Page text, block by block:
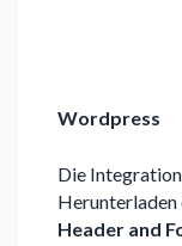
Wordpress
Die
Herunterladen
Header and